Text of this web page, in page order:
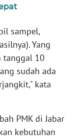
sampel,
Yang
tanggal 10
sudah ada
kata
PMK di Jabar
kebutuhan